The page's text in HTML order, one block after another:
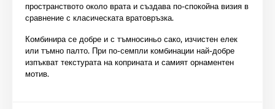
пространството около врата и създава по-спокойна визия в
сравнение с класическата вратовръзка.
Комбинира се добре и с тъмносиньо сако, изчистен елек
или тъмно палто. При по-семпли комбинации най-добре
изпъкват текстурата на коприната и самият орнаментен
мотив.